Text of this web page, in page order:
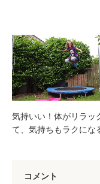
気持いい！体がリラッ
て、気持ちもラクにな
コメント